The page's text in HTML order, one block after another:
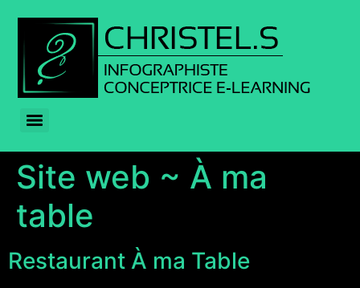
Site web ~ À ma
table
Restaurant À ma Table